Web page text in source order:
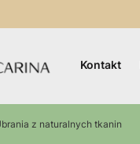
Kontakt
z naturalnych tkanin